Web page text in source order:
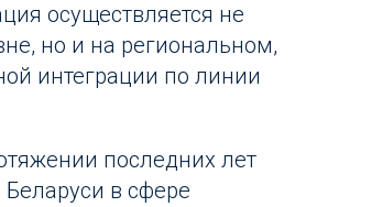
осуществляется не
но и на региональном,
интеграции по линии
последних лет
в сфере